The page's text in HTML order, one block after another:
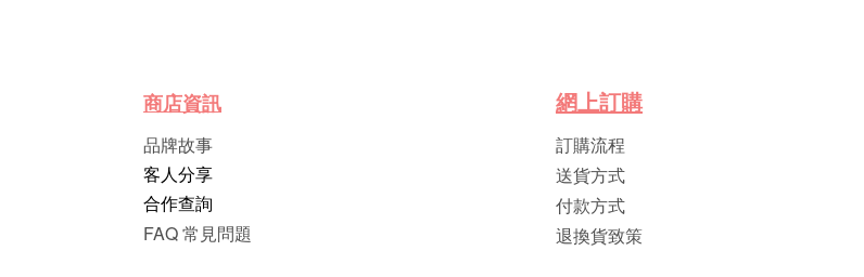
商店資訊
品牌故事
客人分享
合作查詢
FAQ 常見問題
網上訂購
訂購流程
送貨方式
付款方式
退換貨致策